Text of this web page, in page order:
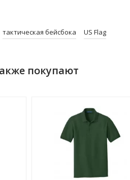
тактическая бейсбока US Flag
покупают